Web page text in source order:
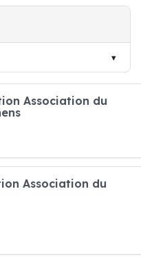
Association du
Association du